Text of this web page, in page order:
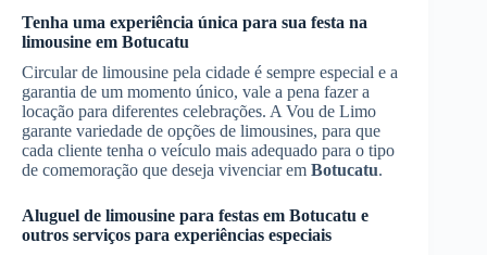
Tenha uma experiência única para sua festa na
limousine em Botucatu
Circular de limousine pela cidade é sempre especial e a
garantia de um momento único, vale a pena fazer a
locação para diferentes celebrações. A Vou de Limo
garante variedade de opções de limousines, para que
cada cliente tenha o veículo mais adequado para o tipo
de comemoração que deseja vivenciar em Botucatu.
Aluguel de limousine para festas em Botucatu e
outros serviços para experiências especiais